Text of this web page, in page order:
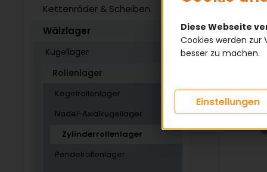
Kettenräder & Scheiben
Wälzlager
Kugellager
Rollenlager
Kegelrollenlager
Nadel-Axialkugellager
Zylinderrollenlager
Pendelrollenlager
Diese Webseite
Cookies werden
besser zu machen.
Einstellungen